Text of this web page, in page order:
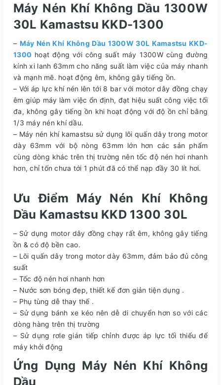
Máy Nén Khí Không Dầu 1300W
30L Kamastsu KKD-1300
– Máy Nén Khí Không Dầu 1300W 30L Kamastsu KKD-
1300 hoạt động với công suất máy 1300W cùng đường
kính xi lanh 63mm cho năng suất làm việc của máy nhanh
và mạnh mẽ. hoạt động êm, không gây tiếng ồn.
– Với áp lực khí nén lên tới 8 bar với motor dây đồng chạy
êm giúp máy làm việc ổn định, đạt hiệu suất công việc tối
đa, không gây tiếng ồn khi hoạt động với độ ồn chỉ bằng
1/3 máy nén khí dầu.
– Máy nén khí kamastsu sử dụng lõi quấn dây trong motor
dày 63mm với bộ nòng 63mm lớn hơn các sản phẩm
cùng dòng khác trên thị trường nên tốc độ nén hơi nhanh
hơn, chỉ tốn chưa tới 1 phút đã có thể nạp đầy 30 lít hơi.
Ưu Điểm Máy Nén Khí Không
Dầu Kamastsu KKD 1300 30L
– Sử dụng motor dây đồng chạy rất êm, không gây tiếng
ồn & có độ bền cao.
– Lõi quấn dây trong motor dày 63mm, đảm bảo đủ công
suất
– Tốc độ nén hơi nhanh hơn
– Nước sơn bóng đẹp, thiết kế đơn giản tiện dụng .
– Phụ tùng dễ thay thế .
– Sử dụng bánh xe kéo nên dễ di chuyển hơn so với các
dòng hàng trên thị trường
– Sử dụng rơle gián tiếp chỉnh được áp lực tối thiểu để
máy khởi động
Ứng Dụng Máy Nén Khí Không
Dầu